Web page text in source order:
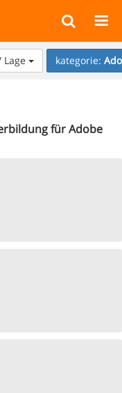
kategorie:
für Adobe